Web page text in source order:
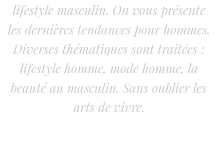
lifestyle masculin. On vous présente
les dernières tendances pour hommes.
Diverses thématiques sont traitées :
lifestyle homme, mode homme, la
beauté au masculin. Sans oublier les
arts de vivre.